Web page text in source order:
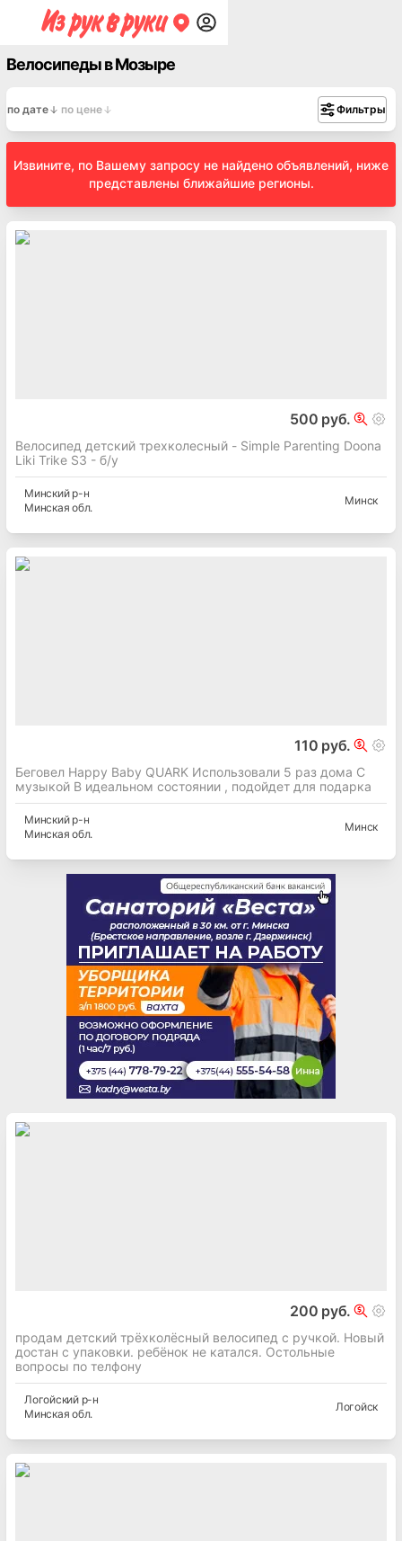
Велосипеды в Мозыре
по дате по цене Фильтры
Извините, по Вашему запросу не найдено объявлений, ниже
представлены ближайшие регионы.
500 руб.
Велосипед детский трехколесный - Simple Parenting Doona
Liki Trike S3 - б/у
Минскийр-н
Минская обл.
Минск
110 руб.
Беговел Happy Baby QUARK Использовали 5 раз дома С
музыкой В идеальном состоянии , подойдет для подарка
Минскийр-н
Минская обл.
Минск
200 руб.
продам детский трёхколёсный велосипед с ручкой. Новый
достан с упаковки. ребёнок не катался. Остольные
вопросы по телфону
Логойскийр-н
Минская обл.
Логойск